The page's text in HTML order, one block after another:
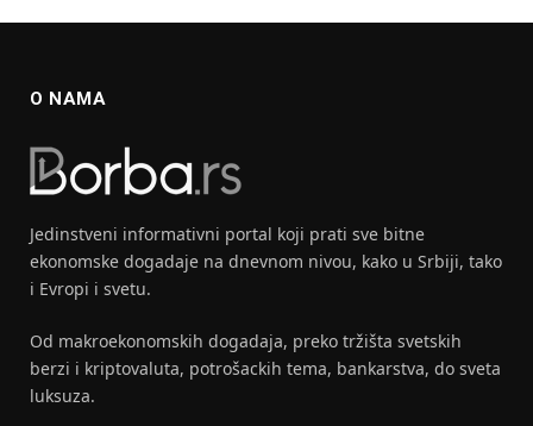
O NAMA
Jedinstveni informativni portal koji prati sve bitne
ekonomske dogadaje na dnevnom nivou, kako u Srbiji, tako
i Evropi i svetu.
Od makroekonomskih dogadaja, preko tržišta svetskih
berzi i kriptovaluta, potrošackih tema, bankarstva, do sveta
luksuza.